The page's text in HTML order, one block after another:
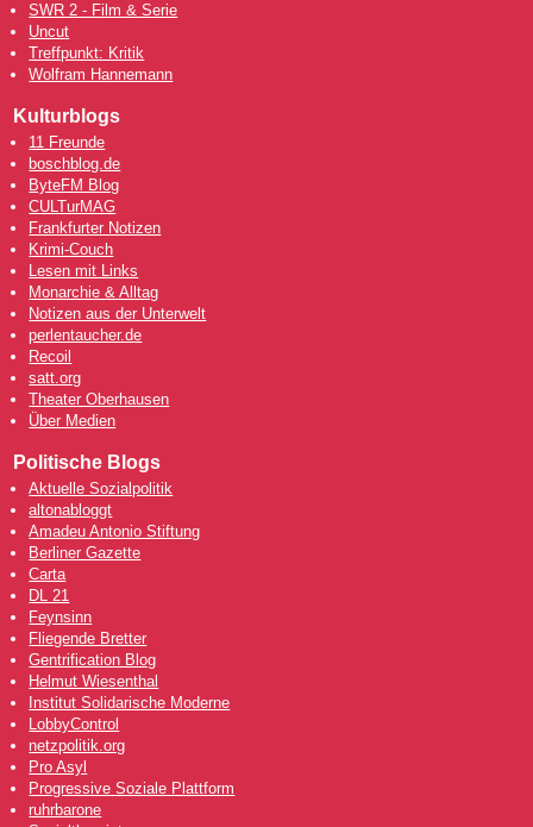
SWR 2 - Film & Serie
Uncut
Treffpunkt: Kritik
Wolfram Hannemann
Kulturblogs
11 Freunde
boschblog.de
ByteFM Blog
CULTurMAG
Frankfurter Notizen
Krimi-Couch
Lesen mit Links
Monarchie & Alltag
Notizen aus der Unterwelt
perlentaucher.de
Recoil
satt.org
Theater Oberhausen
Über Medien
Politische Blogs
Aktuelle Sozialpolitik
altonabloggt
Amadeu Antonio Stiftung
Berliner Gazette
Carta
DL 21
Feynsinn
Fliegende Bretter
Gentrification Blog
Helmut Wiesenthal
Institut Solidarische Moderne
LobbyControl
netzpolitik.org
Pro Asyl
Progressive Soziale Plattform
ruhrbarone